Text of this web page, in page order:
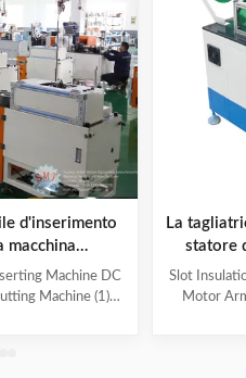
d'inserimento
macchina
scanalatura
Machine DC
Machine (1)
10~200mm
La
statore
Slot
Motor